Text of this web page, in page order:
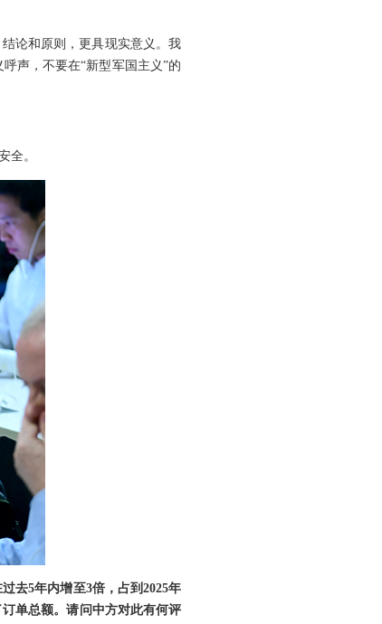
论和原则，更具现实意义。我
声，不要在“新型军国主义”的
全。
去5年内增至3倍，占到2025年
单总额。请问中方对此有何评